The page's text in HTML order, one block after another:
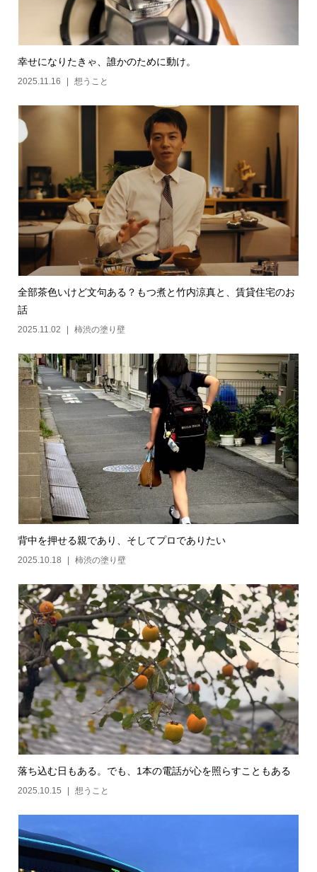
幸せになりたきゃ、誰かのために動け。
2025.11.16 想うこと
全部茶色いけど文句ある？もつ煮と竹内涼真と、賃貸住宅のお
話
2025.11.02 柿渋の塗り壁
背中を押せる親であり、そしてプロでありたい
2025.10.18 柿渋の塗り壁
落ち込む日もある。でも、1本の電話が心を照らすこともある
2025.10.15 想うこと